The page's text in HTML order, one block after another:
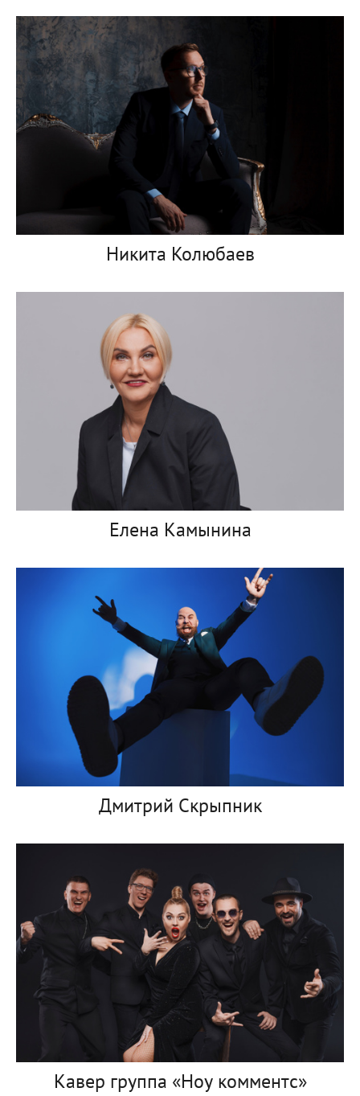
Никита Колюбаев
Елена Камынина
Дмитрий Скрыпник
Кавер группа «Ноу комментс»